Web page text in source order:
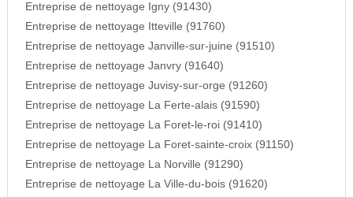
Entreprise de nettoyage Igny (91430)
Entreprise de nettoyage Itteville (91760)
Entreprise de nettoyage Janville-sur-juine (91510)
Entreprise de nettoyage Janvry (91640)
Entreprise de nettoyage Juvisy-sur-orge (91260)
Entreprise de nettoyage La Ferte-alais (91590)
Entreprise de nettoyage La Foret-le-roi (91410)
Entreprise de nettoyage La Foret-sainte-croix (91150)
Entreprise de nettoyage La Norville (91290)
Entreprise de nettoyage La Ville-du-bois (91620)